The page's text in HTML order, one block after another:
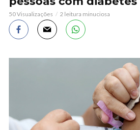
50 Visualizações 2 leitura minuciosa